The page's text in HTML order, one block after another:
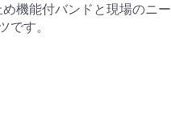
機能付バンドと現場のニー
です。